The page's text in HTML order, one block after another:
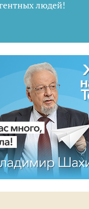
людей!